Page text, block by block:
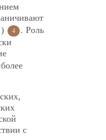
4
. Роль
с